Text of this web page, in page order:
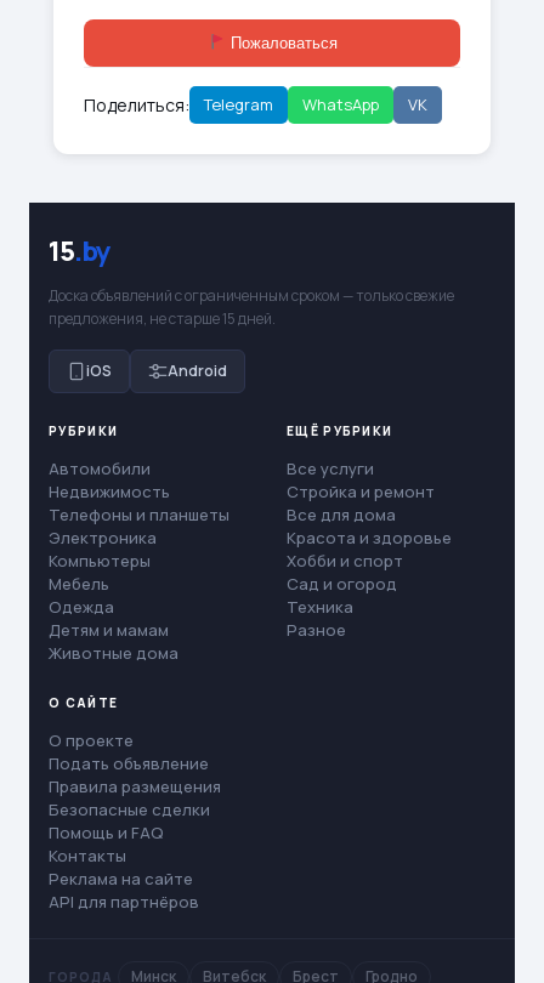
Пожаловаться
Поделиться: Telegram WhatsApp VK
15.by
Доска объявлений с ограниченным сроком — только свежие
предложения, не старше 15 дней.
iOS Android
РУБРИКИ
Автомобили
Недвижимость
Телефоны и планшеты
Электроника
Компьютеры
Мебель
Одежда
Детям и мамам
Животные дома
ЕЩЁ РУБРИКИ
Все услуги
Стройка и ремонт
Все для дома
Красота и здоровье
Хобби и спорт
Сад и огород
Техника
Разное
О САЙТЕ
О проекте
Подать объявление
Правила размещения
Безопасные сделки
Помощь и FAQ
Контакты
Реклама на сайте
API для партнёров
ГОРОДА Минск Витебск Брест Гродно